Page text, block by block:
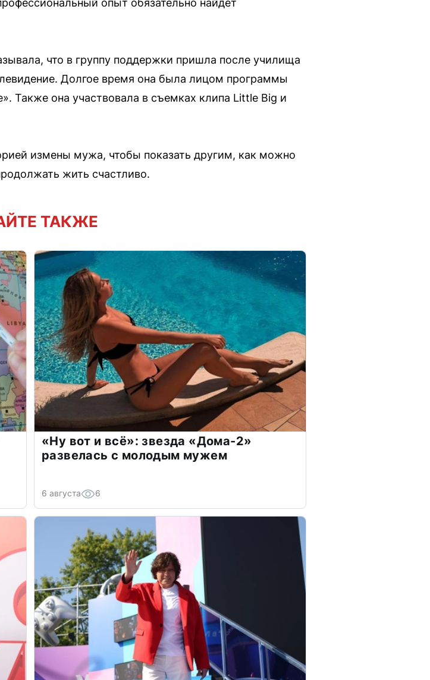
что в группу поддержки пришла после училища
Долгое время она была лицом программы
Также она участвовала в съемках клипа Little Big и
измены мужа, чтобы показать другим, как можно
жить счастливо.
ТАКЖЕ
«Ну вот и всё»: звезда «Дома-2»
развелась с молодым мужем
6 августа 6